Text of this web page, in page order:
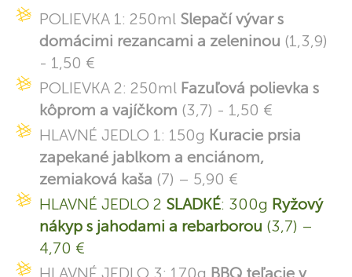
POLIEVKA 1: 250ml Slepačí vývar s
domácimi rezancami a zeleninou (1,3,9)
- 1,50 €
POLIEVKA 2: 250ml Fazuľová polievka s
kôprom a vajíčkom (3,7) - 1,50 €
HLAVNÉ JEDLO 1: 150g Kuracie prsia
zapekané jablkom a enciánom,
zemiaková kaša (7) – 5,90 €
HLAVNÉ JEDLO 2 SLADKÉ: 300g Ryžový
nákyp s jahodami a rebarborou (3,7) –
4,70 €